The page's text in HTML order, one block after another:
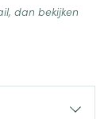
dan bekijken